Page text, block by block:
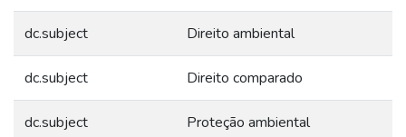
dc.subject Direito ambiental
dc.subject Direito comparado
dc.subject Proteção ambiental